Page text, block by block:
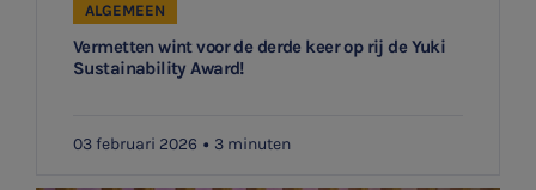
Vermetten wint voor de derde keer op rij de Yuki
Sustainability Award!
ALGEMEEN
03 februari 2026 3 minuten